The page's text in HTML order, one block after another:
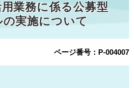
業務に係る公募型
実施について
ページ番号：P-004007